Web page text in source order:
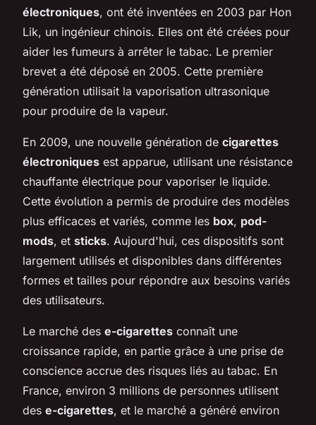
électroniques, ont été inventées en 2003 par Hon
Lik, un ingénieur chinois. Elles ont été créées pour
aider les fumeurs à arrêter le tabac. Le premier
brevet a été déposé en 2005. Cette première
génération utilisait la vaporisation ultrasonique
pour produire de la vapeur.
En 2009, une nouvelle génération de cigarettes
électroniques est apparue, utilisant une résistance
chauffante électrique pour vaporiser le liquide.
Cette évolution a permis de produire des modèles
plus efficaces et variés, comme les box, pod-
mods, et sticks. Aujourd'hui, ces dispositifs sont
largement utilisés et disponibles dans différentes
formes et tailles pour répondre aux besoins variés
des utilisateurs.
Le marché des e-cigarettes connaît une
croissance rapide, en partie grâce à une prise de
conscience accrue des risques liés au tabac. En
France, environ 3 millions de personnes utilisent
des e-cigarettes, et le marché a généré environ